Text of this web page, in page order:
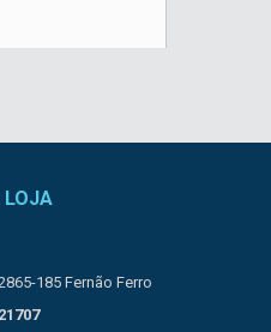
LOJA
185 Fernão Ferro